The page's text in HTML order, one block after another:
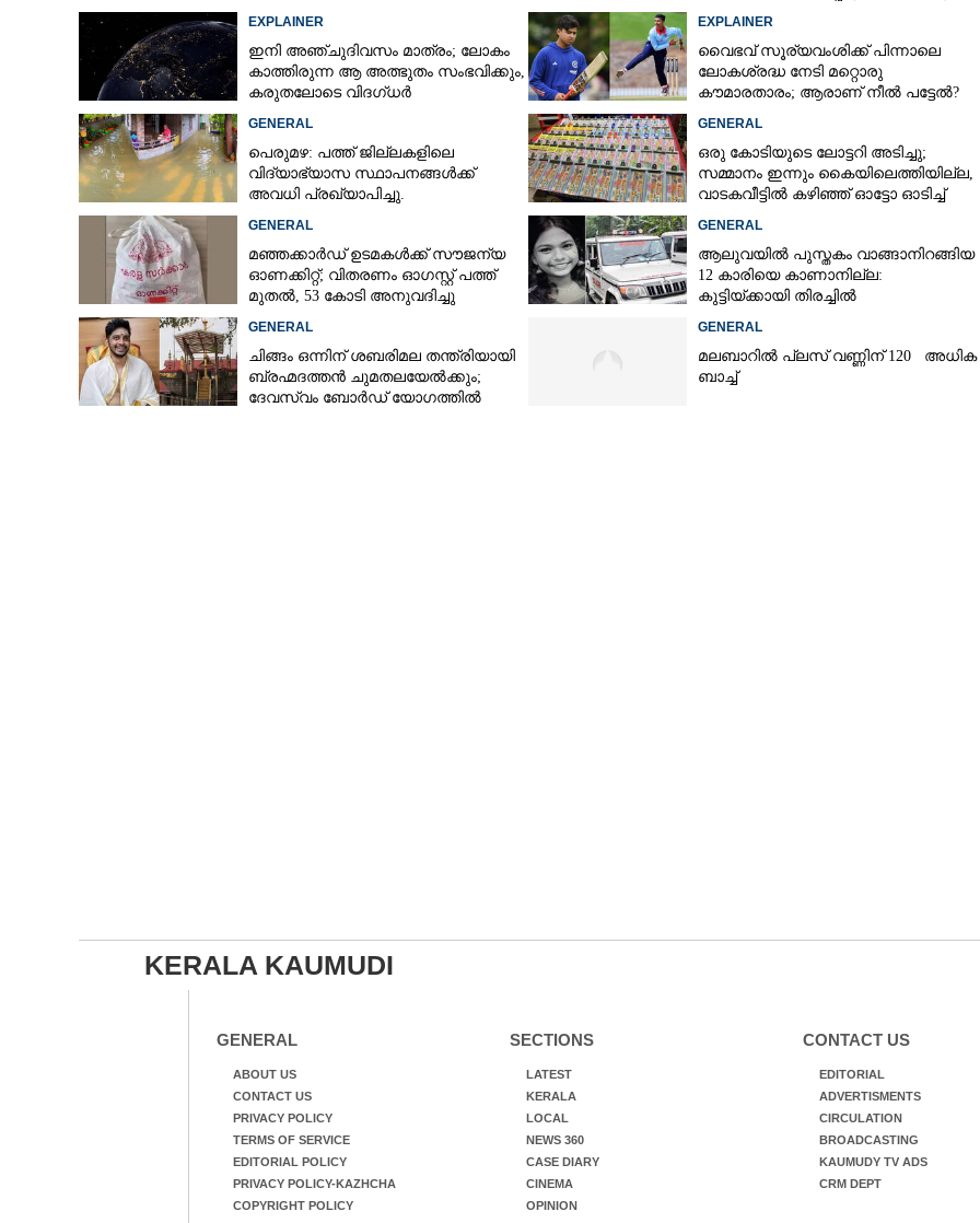
EXPLAINER
ഇനി അഞ്ചുദിവസം മാത്രം; ലോകം
കാത്തിരുന്ന ആ അത്ഭുതം സംഭവിക്കും,
കരുതലോടെ വിദഗ്ധർ
EXPLAINER
വൈഭവ് സൂര്യവംശിക്ക് പിന്നാലെ
ലോകശ്രദ്ധ നേടി മറ്റൊരു
കൗമാരതാരം; ആരാണ് നീൽ പട്ടേൽ?
GENERAL
പെരുമഴ: പത്ത് ജില്ലകളിലെ
വിദ്യാഭ്യാസ സ്ഥാപനങ്ങൾക്ക്
അവധി പ്രഖ്യാപിച്ചു.
GENERAL
ഒരു കോടിയുടെ ലോട്ടറി അടിച്ചു;
സമ്മാനം ഇന്നും കൈയിലെത്തിയില്ല,
വാടകവീട്ടിൽ കഴിഞ്ഞ് ഓട്ടോ ഓടിച്ച്
GENERAL
മഞ്ഞക്കാർഡ് ഉടമകൾക്ക് സൗജന്യ
ഓണക്കിറ്റ്; വിതരണം ഓഗസ്റ്റ് പത്ത്
മുതൽ, 53 കോടി അനുവദിച്ചു
GENERAL
ആലുവയിൽ പുസ്തകം വാങ്ങാനിറങ്ങിയ
12 കാരിയെ കാണാനില്ല:
കുട്ടിയ്ക്കായി തിരച്ചിൽ
GENERAL
ചിങ്ങം ഒന്നിന് ശബരിമല തന്ത്രിയായി
ബ്രഹ്മദത്തൻ ചുമതലയേൽക്കും;
ദേവസ്വം ബോർഡ് യോഗത്തിൽ
GENERAL
മലബാറിൽ പ്ലസ് വണ്ണിന് 120 അധിക
ബാച്ച്
KERALA KAUMUDI
GENERAL
ABOUT US
CONTACT US
PRIVACY POLICY
TERMS OF SERVICE
EDITORIAL POLICY
PRIVACY POLICY-KAZHCHA
COPYRIGHT POLICY
SECTIONS
LATEST
KERALA
LOCAL
NEWS 360
CASE DIARY
CINEMA
OPINION
CONTACT US
EDITORIAL
ADVERTISMENTS
CIRCULATION
BROADCASTING
KAUMUDY TV ADS
CRM DEPT